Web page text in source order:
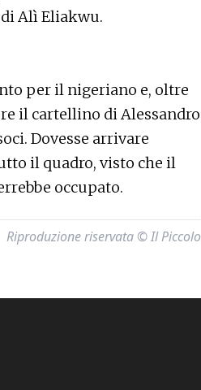
Alì Eliakwu.
per il nigeriano e, oltre
il cartellino di Alessandro
Dovesse arrivare
il quadro, visto che il
occupato.
Riproduzione riservata © Il Piccolo